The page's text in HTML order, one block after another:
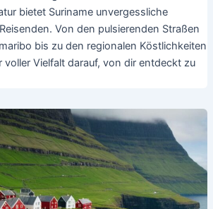
bietet Suriname unvergessliche
Von den pulsierenden Straßen
bis zu den regionalen Köstlichkeiten
voller Vielfalt darauf, von dir entdeckt zu